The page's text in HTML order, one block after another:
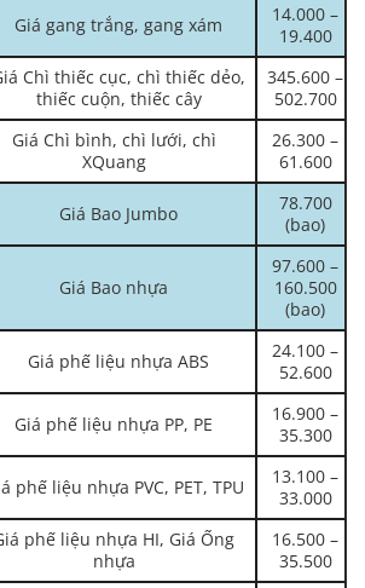
Giá gang trắng, gang xám
14.000 –
19.400
Chì thiếc cục, chì thiếc dẻo,
thiếc cuộn, thiếc cây
345.600 –
502.700
Giá Chì bình, chì lưới, chì
XQuang
26.300 –
61.600
Giá Bao Jumbo
78.700
(bao)
Giá Bao nhựa
97.600 –
160.500
(bao)
Giá phế liệu nhựa ABS
24.100 –
52.600
Giá phế liệu nhựa PP, PE
16.900 –
35.300
phế liệu nhựa PVC, PET, TPU
13.100 –
33.000
phế liệu nhựa HI, Giá Ống
nhựa
16.500 –
35.500